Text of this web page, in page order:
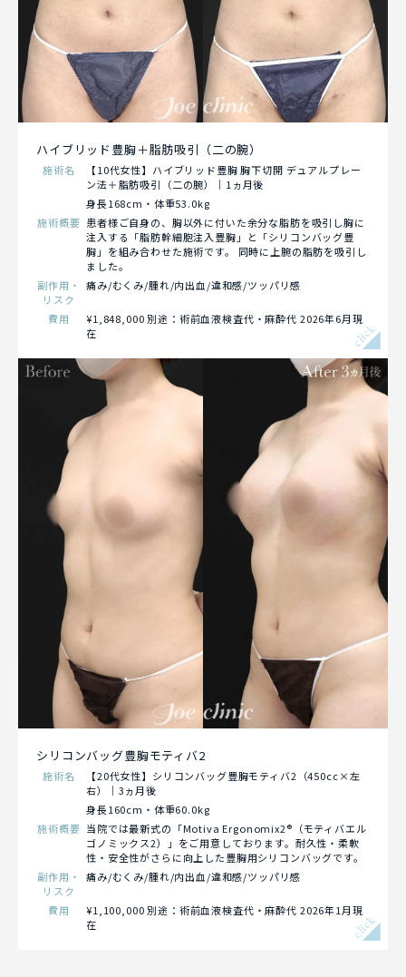
ハイブリッド豊胸＋脂肪吸引（二の腕）
施術名
【10代女性】ハイブリッド豊胸 胸下切開 デュアルプレー
ン法＋脂肪吸引（二の腕）｜1ヵ月後
身長168cm・体重53.0kg
施術概要 患者様ご自身の、胸以外に付いた余分な脂肪を吸引し胸に
注入する「脂肪幹細胞注入豊胸」と「シリコンバッグ豊
胸」を組み合わせた施術です。 同時に上腕の脂肪を吸引し
ました。
副作用・
リスク
痛み/むくみ/腫れ/内出血/違和感/ツッパリ感
費用
¥1,848,000 別途：術前血液検査代・麻酔代 2026年6月現
在
click
シリコンバッグ豊胸モティバ2
施術名
【20代女性】シリコンバッグ豊胸モティバ2（450cc×左
右）｜3ヵ月後
身長160cm・体重60.0kg
施術概要 当院では最新式の「Motiva Ergonomix2®（モティバエル
ゴノミックス2）」をご用意しております。耐久性・柔軟
性・安全性がさらに向上した豊胸用シリコンバッグです。
副作用・
リスク
痛み/むくみ/腫れ/内出血/違和感/ツッパリ感
費用
¥1,100,000 別途：術前血液検査代・麻酔代 2026年1月現
在
click